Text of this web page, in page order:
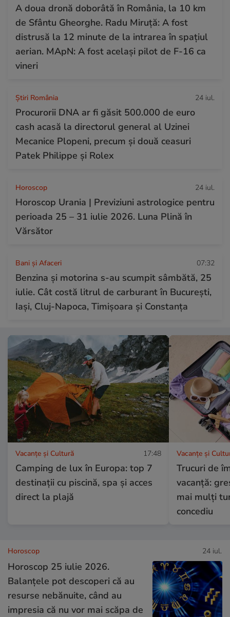
A doua dronă doborâtă în România, la 10 km
de Sfântu Gheorghe. Radu Miruță: A fost
distrusă la 12 minute de la intrarea în spațiul
aerian. MApN: A fost același pilot de F-16 ca
vineri
Știri România 24 iul.
Procurorii DNA ar fi găsit 500.000 de euro
cash acasă la directorul general al Uzinei
Mecanice Plopeni, precum și două ceasuri
Patek Philippe și Rolex
Horoscop 24 iul.
Horoscop Urania | Previziuni astrologice pentru
perioada 25 – 31 iulie 2026. Luna Plină în
Vărsător
Bani și Afaceri 07:32
Benzina și motorina s-au scumpit sâmbătă, 25
iulie. Cât costă litrul de carburant în București,
Iași, Cluj-Napoca, Timișoara și Constanța
Vacanțe și Cultură 17:48
Camping de lux în Europa: top 7
destinații cu piscină, spa și acces
direct la plajă
Vacanțe și
Trucuri de
vacanță:
mai mulți
concediu
Horoscop 24 iul.
Horoscop 25 iulie 2026.
Balanțele pot descoperi că au
resurse nebănuite, când au
impresia că nu vor mai scăpa de